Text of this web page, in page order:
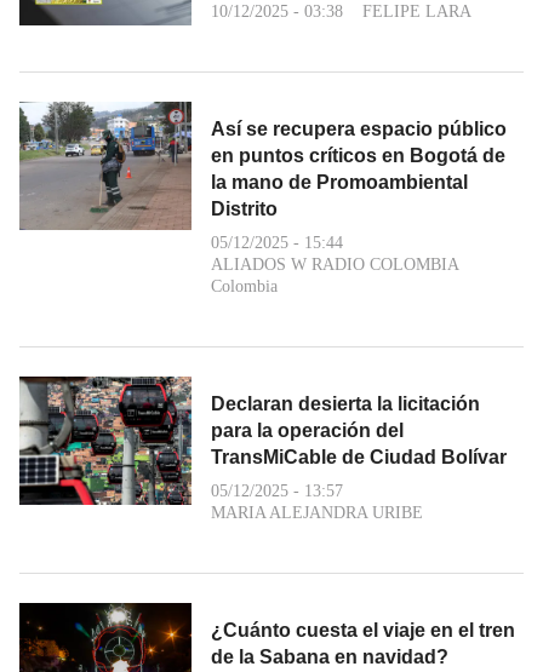
10/12/2025 - 03:38 FELIPE LARA
Así se recupera espacio público
en puntos críticos en Bogotá de
la mano de Promoambiental
Distrito
05/12/2025 - 15:44
ALIADOS W RADIO COLOMBIA
Colombia
Declaran desierta la licitación
para la operación del
TransMiCable de Ciudad Bolívar
05/12/2025 - 13:57
MARIA ALEJANDRA URIBE
¿Cuánto cuesta el viaje en el tren
de la Sabana en navidad?